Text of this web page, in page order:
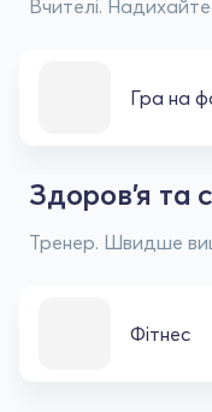
Вчителі.
Гра на
Здоров'я та
Тренер. Швидше
Фітнес